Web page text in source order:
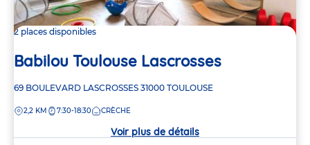
2 places disponibles
Babilou Toulouse Lascrosses
Adresse
la
69 BOULEVARD LASCROSSES 31000 TOULOUSE
DISTANCE
2,2 KM 7:30-18:30 CRÈCHE
Voir plus de détails